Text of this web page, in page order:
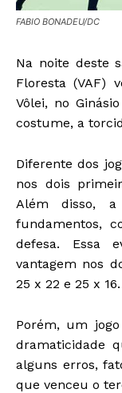
FABIO BONADEU/DC
Na noite deste
Floresta (VAF)
Vôlei, no
costume, a
Diferente dos
nos dois
Além disso, a
fundamentos,
defesa. Essa
vantagem nos
25 x 22 e 25 x 16.
Porém, um
dramaticidade
alguns erros,
que venceu o